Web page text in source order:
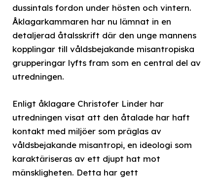
dussintals fordon under hösten och vintern.
Åklagarkammaren har nu lämnat in en
detaljerad åtalsskrift där den unge mannens
kopplingar till våldsbejakande misantropiska
grupperingar lyfts fram som en central del av
utredningen.
Enligt åklagare Christofer Linder har
utredningen visat att den åtalade har haft
kontakt med miljöer som präglas av
våldsbejakande misantropi, en ideologi som
karaktäriseras av ett djupt hat mot
mänskligheten. Detta har gett